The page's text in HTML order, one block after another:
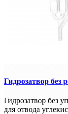
Гидрозатвор без
Гидрозатвор без
для отвода